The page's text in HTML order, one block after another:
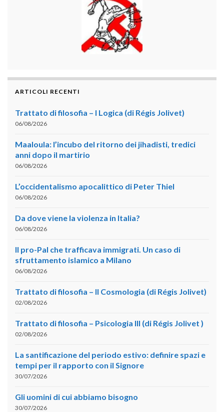
ARTICOLI RECENTI
Trattato di filosofia – I Logica (di Régis Jolivet)
06/08/2026
Maaloula: l’incubo del ritorno dei jihadisti, tredici
anni dopo il martirio
06/08/2026
L’occidentalismo apocalittico di Peter Thiel
06/08/2026
Da dove viene la violenza in Italia?
06/08/2026
Il pro-Pal che trafficava immigrati. Un caso di
sfruttamento islamico a Milano
06/08/2026
Trattato di filosofia – II Cosmologia (di Régis Jolivet)
02/08/2026
Trattato di filosofia – Psicologia III (di Régis Jolivet )
02/08/2026
La santificazione del periodo estivo: definire spazi e
tempi per il rapporto con il Signore
30/07/2026
Gli uomini di cui abbiamo bisogno
30/07/2026